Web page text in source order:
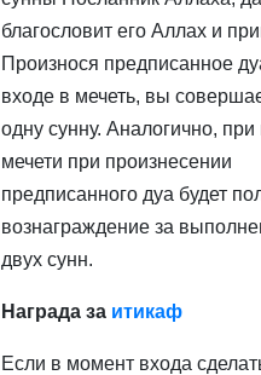
благословит его Аллах и
Произнося предписанное
входе в мечеть, вы
одну сунну. Аналогично,
мечети при произнесении
предписанного дуа будет
вознаграждение за
двух сунн.
Награда за итикаф
Если в момент входа